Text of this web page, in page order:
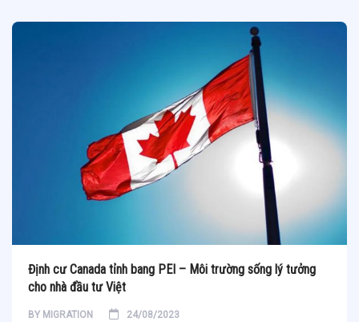
Định cư Canada tỉnh bang PEI – Môi trường sống lý tưởng
cho nhà đầu tư Việt
BY MIGRATION 24/08/2023